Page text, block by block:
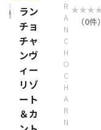
ラン
チョ
チャ
ンヴ
ィー
リゾ
ート
＆カ
R
A
N
C
H
O
C
H
A
R
N
（0件）